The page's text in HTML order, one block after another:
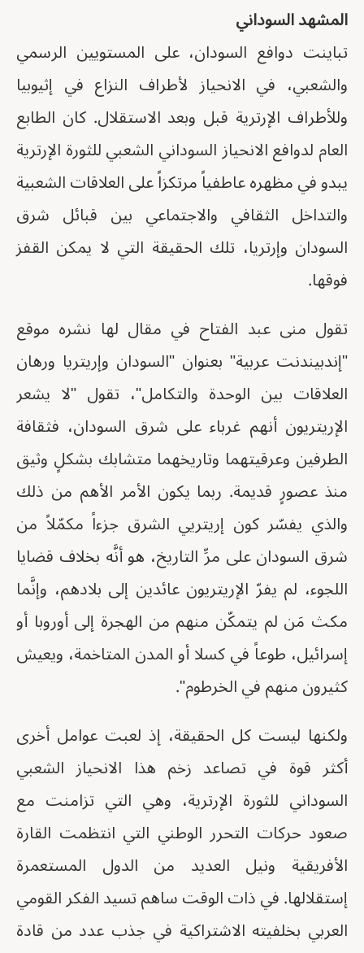
المشهد السوداني
تباينت دوافع السودان، على المستويين الرسمي
والشعبي، في الانحياز لأطراف النزاع في إثيوبيا
وللأطراف الإرترية قبل وبعد الاستقلال. كان الطابع
العام لدوافع الانحياز السوداني الشعبي للثورة الإرترية
يبدو في مظهره عاطفياً مرتكزاً على العلاقات الشعبية
والتداخل الثقافي والاجتماعي بين قبائل شرق
السودان وإرتريا، تلك الحقيقة التي لا يمكن القفز
فوقها.
تقول منى عبد الفتاح في مقال لها نشره موقع
"إندبيندنت عربية" بعنوان "السودان وإريتريا ورهان
العلاقات بين الوحدة والتكامل"، تقول "لا يشعر
الإريتريون أنهم غرباء على شرق السودان، فثقافة
الطرفين وعرقيتهما وتاريخهما متشابك بشكلٍ وثيق
منذ عصورٍ قديمة. ربما يكون الأمر الأهم من ذلك
والذي يفسّر كون إريتريي الشرق جزءاً مكمّلاً من
شرق السودان على مرِّ التاريخ، هو أنَّه بخلاف قضايا
اللجوء، لم يفرّ الإريتريون عائدين إلى بلادهم، وإنَّما
مكث مَن لم يتمكّن منهم من الهجرة إلى أوروبا أو
إسرائيل، طوعاً في كسلا أو المدن المتاخمة، ويعيش
كثيرون منهم في الخرطوم".
ولكنها ليست كل الحقيقة، إذ لعبت عوامل أخرى
أكثر قوة في تصاعد زخم هذا الانحياز الشعبي
السوداني للثورة الإرترية، وهي التي تزامنت مع
صعود حركات التحرر الوطني التي انتظمت القارة
الأفريقية ونيل العديد من الدول المستعمرة
إستقلالها. في ذات الوقت ساهم تسيد الفكر القومي
العربي بخلفيته الاشتراكية في جذب عدد من قادة